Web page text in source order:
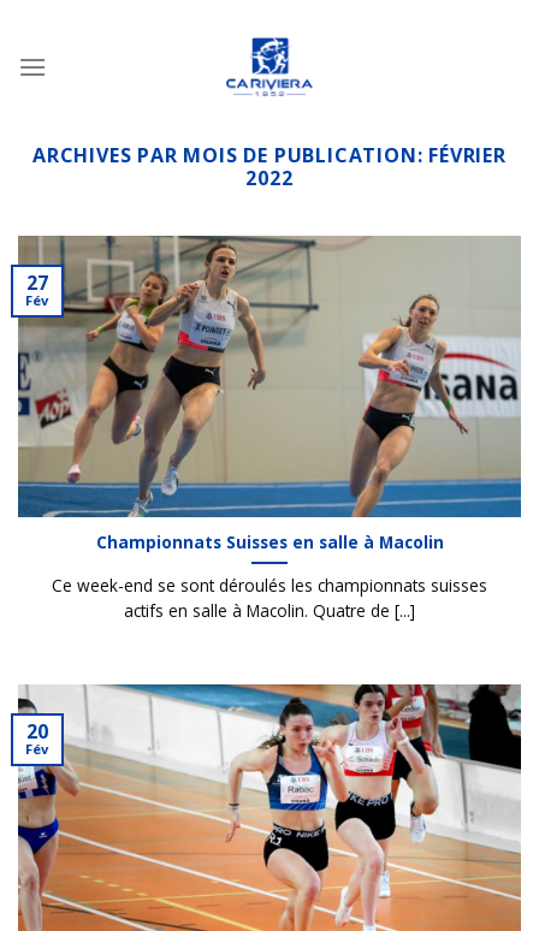
contenu
ARCHIVES PAR MOIS DE PUBLICATION: FÉVRIER
2022
Championnats Suisses en salle à Macolin
Ce week-end se sont déroulés les championnats suisses
actifs en salle à Macolin. Quatre de [...]
27
Fév
20
Fév